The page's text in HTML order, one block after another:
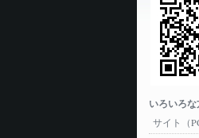
いろいろ
サイト（